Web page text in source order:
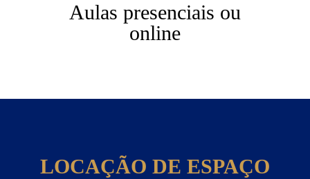
Aulas presenciais ou
online
LOCAÇÃO DE ESPAÇO